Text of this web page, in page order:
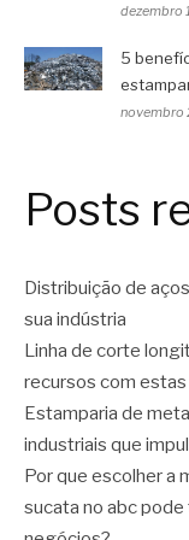
dezembro
5
novembro
Posts
Distribuição de
sua indústria
Linha de corte
recursos com
Estamparia de
industriais que
Por que escolher a
sucata no abc